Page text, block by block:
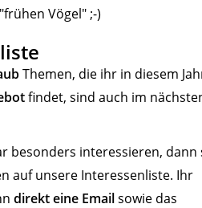
Vögel" ;-)
Themen, die ihr in diesem
findet, sind auch im
besonders interessieren, dann
auf unsere Interessenliste. Ihr
direkt eine Emailsowie das